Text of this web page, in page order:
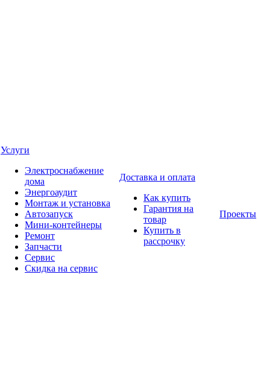
Услуги
Электроснабжение
дома
Энергоаудит
Монтаж и установка
Автозапуск
Мини-контейнеры
Ремонт
Запчасти
Сервис
Скидка на сервис
Доставка и оплата
Как купить
Гарантия на
товар
Купить в
рассрочку
Проекты